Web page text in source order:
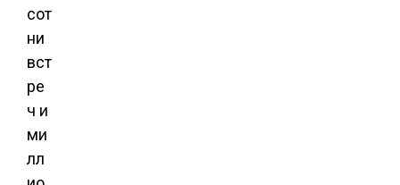
сот
ни
вст
ре
ч и
ми
лл